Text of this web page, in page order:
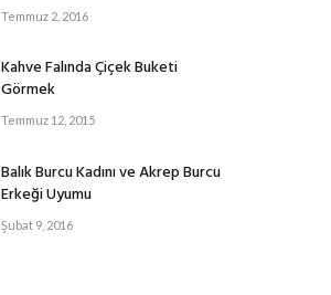
Temmuz 2, 2016
Kahve Falında Çiçek Buketi
Görmek
Temmuz 12, 2015
Balık Burcu Kadını ve Akrep Burcu
Erkeği Uyumu
Şubat 9, 2016